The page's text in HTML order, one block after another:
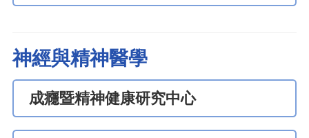
神經與精神醫學
成癮暨精神健康研究中心